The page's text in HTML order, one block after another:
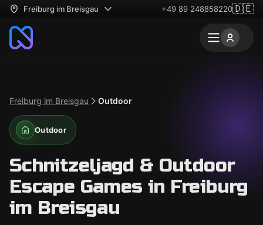
Freiburg im Breisgau +49 89 248858220🇩🇪
Freiburg im Breisgau Outdoor
Outdoor
Schnitzeljagd & Outdoor
Escape Games in Freiburg
im Breisgau